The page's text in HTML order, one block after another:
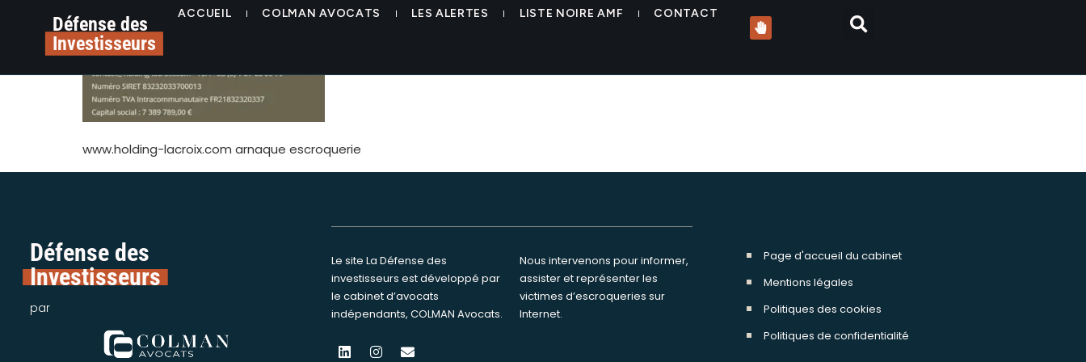
Défense des
Investisseurs
ACCUEIL COLMAN AVOCATS LES ALERTES LISTE NOIRE AMF CONTACT
www.holding-lacroix.com
www.holding-lacroix.com arnaque escroquerie
Défense des
Investisseurs
par
Le site La Défense des
investisseurs est développé par
le cabinet d’avocats
indépendants, COLMAN Avocats.
Nous intervenons pour informer,
assister et représenter les
victimes d’escroqueries sur
Internet.
Page d'accueil du cabinet
Mentions légales
Politiques des cookies
Politiques de confidentialité